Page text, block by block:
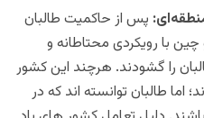
پس از حاکمیت طالبان
با رویکردی محتاطانه و
را گشودند. هرچند این کشور
اما طالبان توانسته اند که در